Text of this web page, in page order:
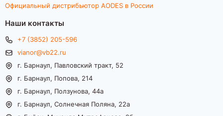
Официальный дистрибьютор AODES в России
Наши контакты
+7 (3852) 205-596
vianor@vb22.ru
г. Барнаул, Павловский тракт, 52
г. Барнаул, Попова, 214
г. Барнаул, Ползунова, 44а
г. Барнаул, Солнечная Поляна, 22а